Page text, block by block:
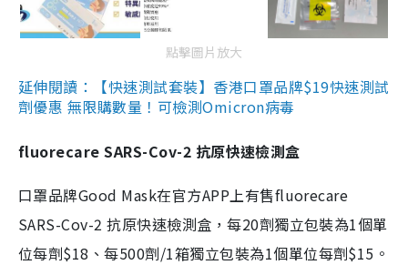
點擊圖片放大
延伸閱讀：【快速測試套裝】香港口罩品牌$19快速測試
劑優惠 無限購數量！可檢測Omicron病毒
fluorecare SARS-Cov-2 抗原快速檢測盒
口罩品牌Good Mask在官方APP上有售fluorecare
SARS-Cov-2 抗原快速檢測盒，每20劑獨立包裝為1個單
位每劑$18、每500劑/1箱獨立包裝為1個單位每劑$15。